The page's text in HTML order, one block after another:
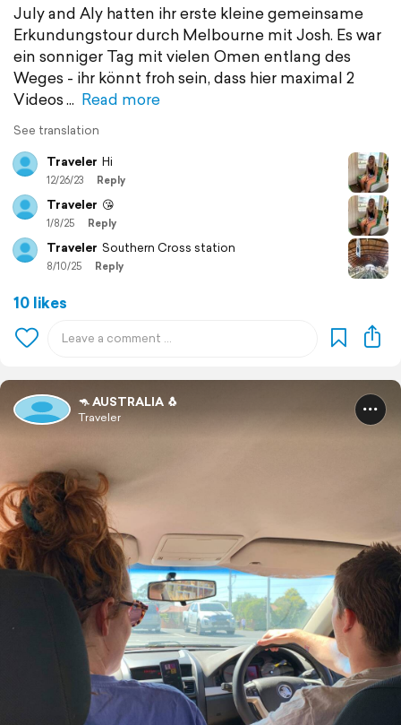
July and Aly hatten ihr erste kleine gemeinsame
Erkundungstour durch Melbourne mit Josh. Es war
ein sonniger Tag mit vielen Omen entlang des
Weges - ihr könnt froh sein, dass hier maximal 2
Videos
Read more
See translation
Traveler Hi
12/26/23 Reply
Traveler 😘
1/8/25 Reply
Traveler Southern Cross station
8/10/25 Reply
10 likes
🦘 AUSTRALIA 🐧
Traveler